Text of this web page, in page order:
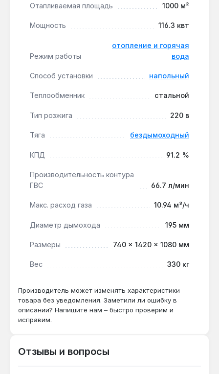
водоснабжения больших жилых домов,
цехов и складов площадью до 1000 м².
диаметром 195 мм позволяет устанавливать
котел с горизонтальным дымоходом, без
зависимости от естественной тяги. Производство
— Южная Корея. Гарантия 2 года, доставка по
Украине.
отопления у Kiturami KS 116.3 кВт?
Диаметр подключения контура отопления —
способность для системы с мощностью 116.3
кВт.
низком давлении газа?
Да — турбоциклонная горелка и электронный
стабильной работы при перепадах давления
украинских сетей.
Как часто нужно обслуживать стальной
очистка теплообменника для поддержания
Отапливаемая площадь 1000 м²
Мощность 116.3 квт
Режим работы
отопление и горячая
вода
Способ установки напольный
Теплообменник стальной
Тип розжига 220 в
Тяга бездымоходный
КПД 91.2 %
Производительность контура
ГВС
66.7 л/мин
Макс. расход газа 10.94 м³/ч
Диаметр дымохода 195 мм
Размеры 740 × 1420 × 1080 мм
Вес 330 кг
Производитель может изменять характеристики
товара без уведомления. Заметили ли ошибку в
описании? Напишите нам – быстро проверим и
исправим.
Отзывы и вопросы